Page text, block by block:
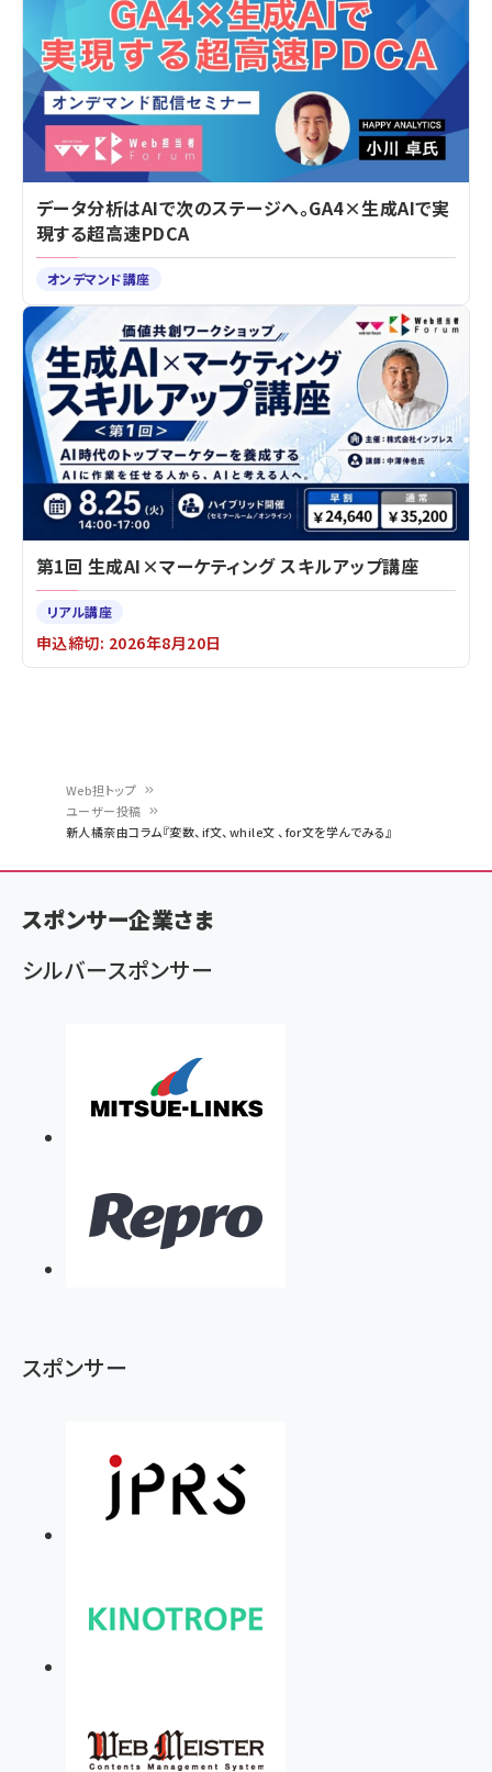
ン
く
ず
Web担トップ
ユーザー投稿
新人橘奈由コラム『変数、if文、while文 、for文を学んでみる』
データ分析はAIで次のステージへ。GA4×生成AIで実
現する超高速PDCA
オンデマンド講座
第1回 生成AI×マーケティング スキルアップ講座
リアル講座
申込締切: 2026年8月20日
スポンサー企業さま
シルバースポンサー
スポンサー